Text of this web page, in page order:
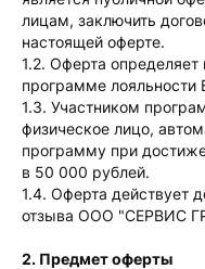
лицам, заключить
настоящей оферте.
1.2. Оферта определяет
программе лояльности
1.3. Участником
физическое лицо,
программу при
в 50 000 рублей.
1.4. Оферта действует
отзыва ООО "СЕРВИС
2. Предмет оферты